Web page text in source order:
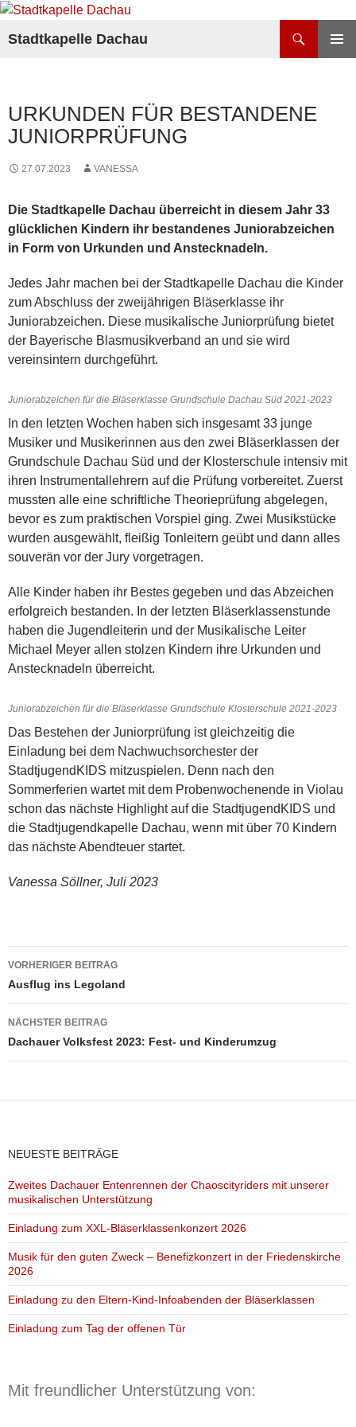
Zum
springen
Stadtkapelle Dachau
URKUNDEN FÜR BESTANDENE
JUNIORPRÜFUNG
27.07.2023 VANESSA
Die Stadtkapelle Dachau überreicht in diesem Jahr 33
glücklichen Kindern ihr bestandenes Juniorabzeichen
in Form von Urkunden und Anstecknadeln.
Jedes Jahr machen bei der Stadtkapelle Dachau die Kinder
zum Abschluss der zweijährigen Bläserklasse ihr
Juniorabzeichen. Diese musikalische Juniorprüfung bietet
der Bayerische Blasmusikverband an und sie wird
vereinsintern durchgeführt.
Juniorabzeichen für die Bläserklasse Grundschule Dachau Süd 2021-2023
In den letzten Wochen haben sich insgesamt 33 junge
Musiker und Musikerinnen aus den zwei Bläserklassen der
Grundschule Dachau Süd und der Klosterschule intensiv mit
ihren Instrumentallehrern auf die Prüfung vorbereitet. Zuerst
mussten alle eine schriftliche Theorieprüfung abgelegen,
bevor es zum praktischen Vorspiel ging. Zwei Musikstücke
wurden ausgewählt, fleißig Tonleitern geübt und dann alles
souverän vor der Jury vorgetragen.
Alle Kinder haben ihr Bestes gegeben und das Abzeichen
erfolgreich bestanden. In der letzten Bläserklassenstunde
haben die Jugendleiterin und der Musikalische Leiter
Michael Meyer allen stolzen Kindern ihre Urkunden und
Anstecknadeln überreicht.
Juniorabzeichen für die Bläserklasse Grundschule Klosterschule 2021-2023
Das Bestehen der Juniorprüfung ist gleichzeitig die
Einladung bei dem Nachwuchsorchester der
StadtjugendKIDS mitzuspielen. Denn nach den
Sommerferien wartet mit dem Probenwochenende in Violau
schon das nächste Highlight auf die StadtjugendKIDS und
die Stadtjugendkapelle Dachau, wenn mit über 70 Kindern
das nächste Abendteuer startet.
Vanessa Söllner, Juli 2023
Beitragsnavigation
VORHERIGER BEITRAG
Ausflug ins Legoland
NÄCHSTER BEITRAG
Dachauer Volksfest 2023: Fest- und Kinderumzug
NEUESTE BEITRÄGE
Zweites Dachauer Entenrennen der Chaoscityriders mit unserer
musikalischen Unterstützung
Einladung zum XXL-Bläserklassenkonzert 2026
Musik für den guten Zweck – Benefizkonzert in der Friedenskirche
2026
Einladung zu den Eltern-Kind-Infoabenden der Bläserklassen
Einladung zum Tag der offenen Tür
Mit freundlicher Unterstützung von: